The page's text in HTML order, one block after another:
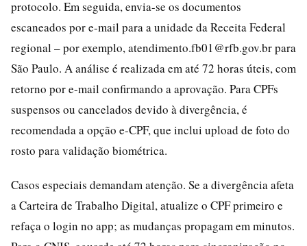
protocolo. Em seguida, envia-se os documentos
escaneados por e-mail para a unidade da Receita Federal
regional – por exemplo, atendimento.fb01@rfb.gov.br para
São Paulo. A análise é realizada em até 72 horas úteis, com
retorno por e-mail confirmando a aprovação. Para CPFs
suspensos ou cancelados devido à divergência, é
recomendada a opção e-CPF, que inclui upload de foto do
rosto para validação biométrica.
Casos especiais demandam atenção. Se a divergência afeta
a Carteira de Trabalho Digital, atualize o CPF primeiro e
refaça o login no app; as mudanças propagam em minutos.